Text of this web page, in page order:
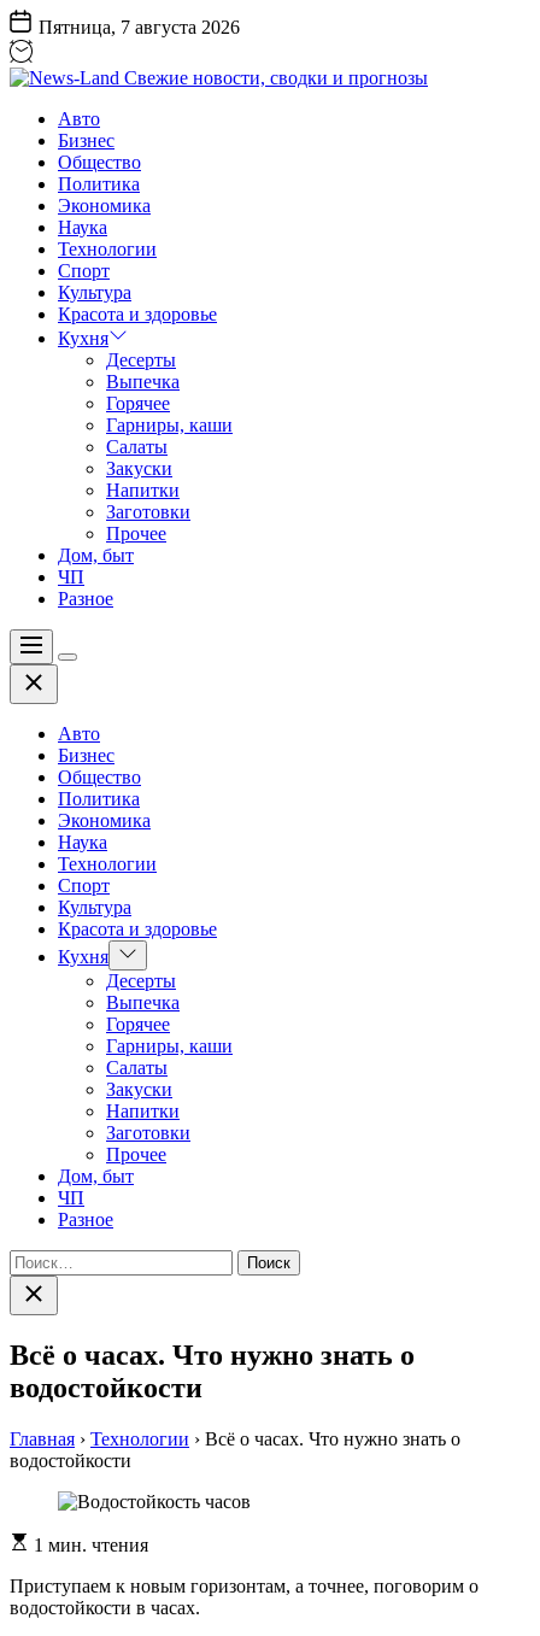
Перейти
к
содержанию
Пятница, 7 августа 2026
Land
Свежие
новости,
сводки
прогнозы
Авто
Бизнес
Общество
Политика
Экономика
Наука
Технологии
Спорт
Культура
Красота и здоровье
Кухня
Десерты
Выпечка
Горячее
Гарниры, каши
Салаты
Закуски
Напитки
Заготовки
Прочее
Дом, быт
ЧП
Разное
Меню
Цвет
Закрыть
Авто
Бизнес
Общество
Политика
Экономика
Наука
Технологии
Спорт
Культура
Красота и здоровье
Кухня Показать
подменю
Десерты
Выпечка
Горячее
Гарниры, каши
Салаты
Закуски
Напитки
Заготовки
Прочее
Дом, быт
ЧП
Разное
Найти:
Закрыть
поиск
Всё о часах. Что нужно знать о
водостойкости
Главная › Технологии › Всё о часах. Что нужно знать о
водостойкости
Расчетное
чтения
1 мин. чтения
Приступаем к новым горизонтам, а точнее, поговорим о
водостойкости в часах.